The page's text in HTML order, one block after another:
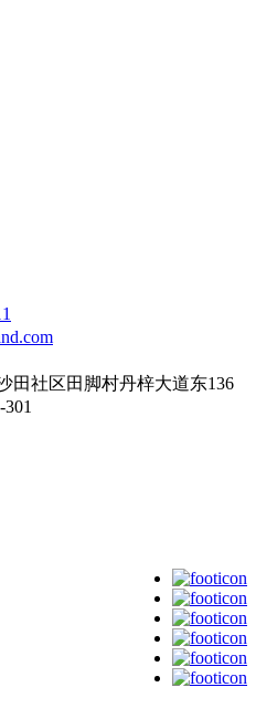
田社区田脚村丹梓大道东136